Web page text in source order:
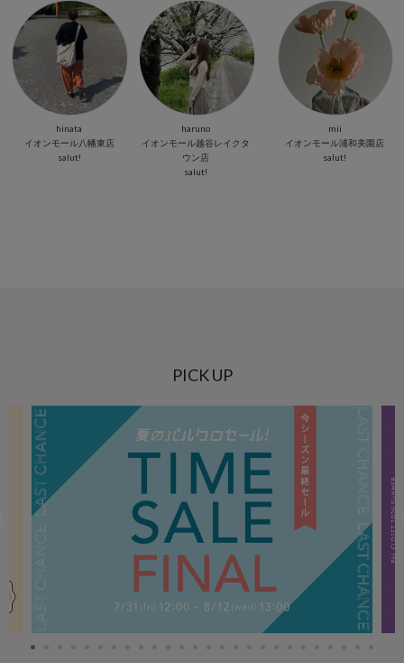
hinata
イオンモール八幡東店
salut!
haruno
イオンモール越谷レイクタ
ウン店
salut!
mii
イオンモール浦和美園店
salut!
PICK UP